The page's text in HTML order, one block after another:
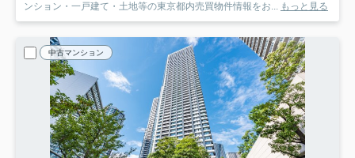
ンション・一戸建て・土地等の東京都内売買物件情報をお... もっと見る
中古マンション